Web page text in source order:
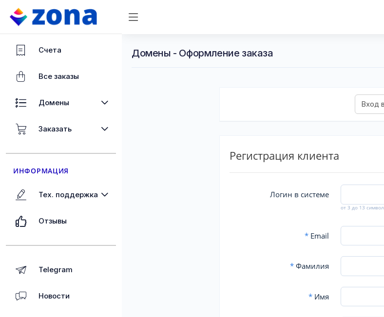
Счета
Все заказы
Домены
Заказать
ИНФОРМАЦИЯ
Тех. поддержка
Отзывы
Telegram
Новости
Домены - Оформление заказа
Регистрация клиента
Логин в системе
от 3 до 13
*Email
*Фамилия
*Имя